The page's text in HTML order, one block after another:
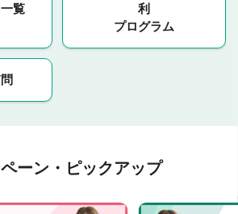
覧
利
プログラム
ーン・ピックアップ